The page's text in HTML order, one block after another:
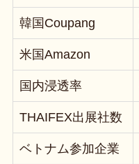
韓国Coupang
米国Amazon
国内浸透率
THAIFEX出展社数
ベトナム参加企業